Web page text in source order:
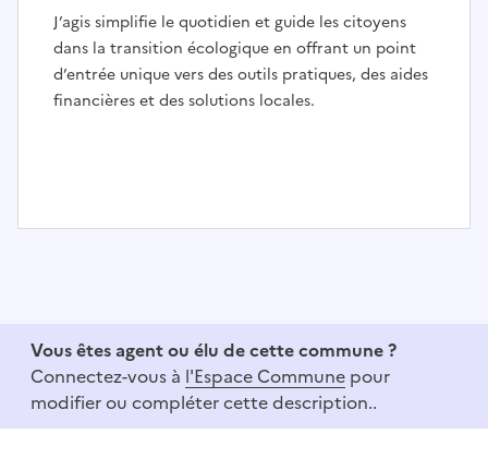
J’agis simplifie le quotidien et guide les citoyens
dans la transition écologique en offrant un point
d’entrée unique vers des outils pratiques, des aides
financières et des solutions locales.
3
Vous êtes agent ou élu de cette commune ?
Connectez-vous à l'Espace Commune pour
modifier ou compléter cette description..